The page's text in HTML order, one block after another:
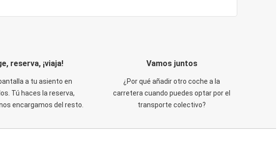
reserva, ¡viaja!
a tu asiento en
Tú haces la reserva,
encargamos del resto.
Vamos juntos
¿Por qué añadir otro coche a la
carretera cuando puedes optar por el
transporte colectivo?